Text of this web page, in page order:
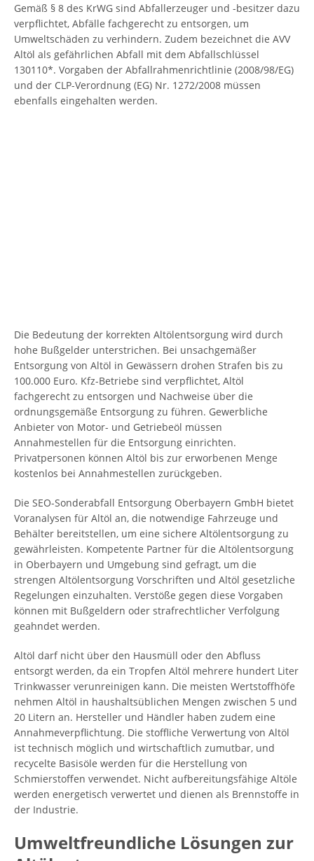
Gemäß § 8 des KrWG sind Abfallerzeuger und -besitzer dazu
verpflichtet, Abfälle fachgerecht zu entsorgen, um
Umweltschäden zu verhindern. Zudem bezeichnet die AVV
Altöl als gefährlichen Abfall mit dem Abfallschlüssel
130110*. Vorgaben der Abfallrahmenrichtlinie (2008/98/EG)
und der CLP-Verordnung (EG) Nr. 1272/2008 müssen
ebenfalls eingehalten werden.
Die Bedeutung der korrekten Altölentsorgung wird durch
hohe Bußgelder unterstrichen. Bei unsachgemäßer
Entsorgung von Altöl in Gewässern drohen Strafen bis zu
100.000 Euro. Kfz-Betriebe sind verpflichtet, Altöl
fachgerecht zu entsorgen und Nachweise über die
ordnungsgemäße Entsorgung zu führen. Gewerbliche
Anbieter von Motor- und Getriebeöl müssen
Annahmestellen für die Entsorgung einrichten.
Privatpersonen können Altöl bis zur erworbenen Menge
kostenlos bei Annahmestellen zurückgeben.
Die SEO-Sonderabfall Entsorgung Oberbayern GmbH bietet
Voranalysen für Altöl an, die notwendige Fahrzeuge und
Behälter bereitstellen, um eine sichere Altölentsorgung zu
gewährleisten. Kompetente Partner für die Altölentsorgung
in Oberbayern und Umgebung sind gefragt, um die
strengen Altölentsorgung Vorschriften und Altöl gesetzliche
Regelungen einzuhalten. Verstöße gegen diese Vorgaben
können mit Bußgeldern oder strafrechtlicher Verfolgung
geahndet werden.
Altöl darf nicht über den Hausmüll oder den Abfluss
entsorgt werden, da ein Tropfen Altöl mehrere hundert Liter
Trinkwasser verunreinigen kann. Die meisten Wertstoffhöfe
nehmen Altöl in haushaltsüblichen Mengen zwischen 5 und
20 Litern an. Hersteller und Händler haben zudem eine
Annahmeverpflichtung. Die stoffliche Verwertung von Altöl
ist technisch möglich und wirtschaftlich zumutbar, und
recycelte Basisöle werden für die Herstellung von
Schmierstoffen verwendet. Nicht aufbereitungsfähige Altöle
werden energetisch verwertet und dienen als Brennstoffe in
der Industrie.
Umweltfreundliche Lösungen zur